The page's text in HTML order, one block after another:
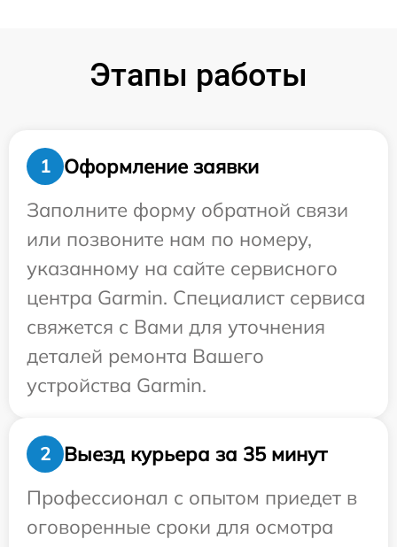
Этапы работы
1
Оформление заявки
Заполните форму обратной связи
или позвоните нам по номеру,
указанному на сайте сервисного
центра Garmin. Специалист сервиса
свяжется с Вами для уточнения
деталей ремонта Вашего
устройства Garmin.
2
Выезд курьера за 35 минут
Профессионал с опытом приедет в
оговоренные сроки для осмотра